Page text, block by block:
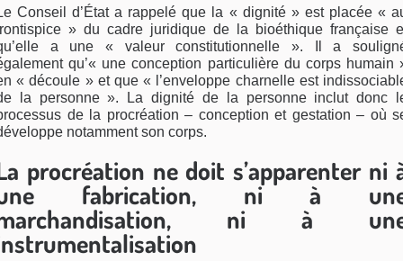
Conseil d’État a rappelé que la « dignité » est placée «
» du cadre juridique de la bioéthique française
a une « valeur constitutionnelle ». Il a
qu’« une conception particulière du corps humain
« découle » et que « l’enveloppe charnelle est
la personne ». La dignité de la personne inclut donc
de la procréation – conception et gestation – où
notamment son corps.
procréation ne doit s’apparenter ni
fabrication, ni à
ni à